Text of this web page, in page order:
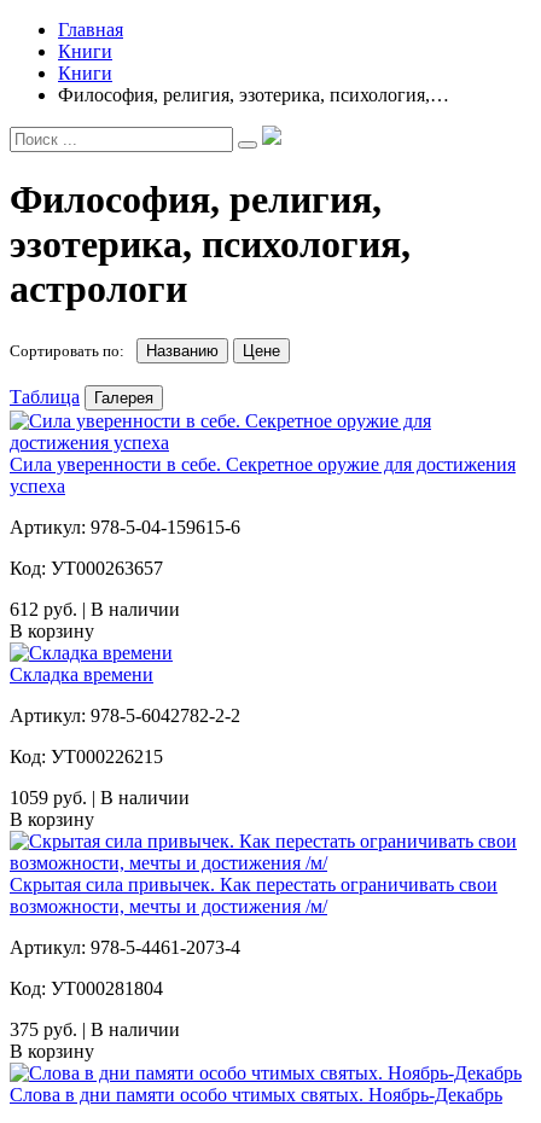
Главная
Книги
Книги
Философия, религия, эзотерика, психология,…
Философия, религия,
эзотерика, психология,
астрологи
Сортировать по: Названию Цене
Таблица Галерея
Сила уверенности в себе. Секретное оружие для достижения
успеха
Артикул: 978-5-04-159615-6
Код: УТ000263657
612 руб. | В наличии
В корзину
Складка времени
Артикул: 978-5-6042782-2-2
Код: УТ000226215
1059 руб. | В наличии
В корзину
Скрытая сила привычек. Как перестать ограничивать свои
возможности, мечты и достижения /м/
Артикул: 978-5-4461-2073-4
Код: УТ000281804
375 руб. | В наличии
В корзину
Слова в дни памяти особо чтимых святых. Ноябрь-Декабрь